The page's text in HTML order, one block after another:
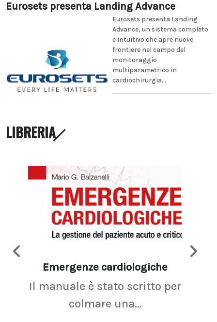
Eurosets presenta Landing Advance
Eurosets presenta Landing
Advance, un sistema completo
e intuitivo che apre nuove
frontiere nel campo del
monitoraggio
multiparametrico in
cardiochirurgia...
LIBRERIA
Emergenze cardiologiche
Il manuale è stato scritto per
colmare una...